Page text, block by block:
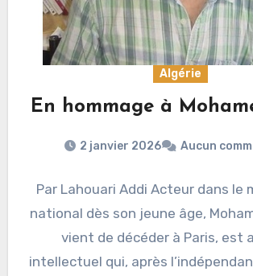
Algérie
En hommage à
2 janvier 2026 Aucun
Par Lahouari Addi Acteur dans le
national dès son jeune âge,
vient de décéder à Paris, est
intellectuel qui, après